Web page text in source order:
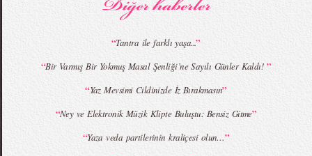
MBFWI - Giray Sepin 2015 Yaz Koleksiyonu MBFWI - Burçe Bekrek 2015 Yaz Koleksiyonu
“Tantra ile farklı yaşa...”
“Bir Varmış Bir Yokmuş Masal Şenliği’ne Sayılı Günler Kaldı! ”
“Yaz Mevsimi Cildinizde İz Bırakmasın”
“Ney ve Elektronik Müzik Klipte Buluştu: Bensiz Gitme”
“Yaza veda partilerinin kraliçesi olun…”